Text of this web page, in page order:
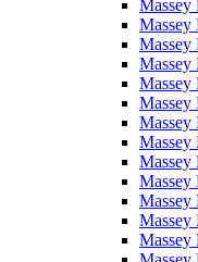
Massey
Massey
Massey
Massey
Massey
Massey
Massey
Massey
Massey
Massey
Massey
Massey
Massey